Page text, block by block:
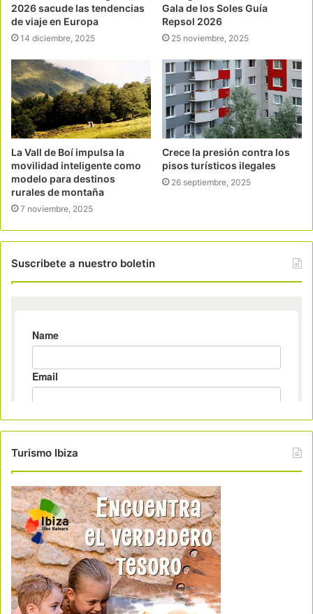
2026 sacude las tendencias
de viaje en Europa
14 diciembre, 2025
Gala de los Soles Guía
Repsol 2026
25 noviembre, 2025
La Vall de Boí impulsa la
movilidad inteligente como
modelo para destinos
rurales de montaña
7 noviembre, 2025
Crece la presión contra los
pisos turísticos ilegales
26 septiembre, 2025
Suscribete a nuestro boletin
Turismo Ibiza